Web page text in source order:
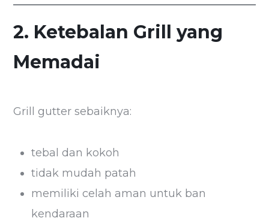
2. Ketebalan Grill yang
Memadai
Grill gutter sebaiknya:
tebal dan kokoh
tidak mudah patah
memiliki celah aman untuk ban
kendaraan